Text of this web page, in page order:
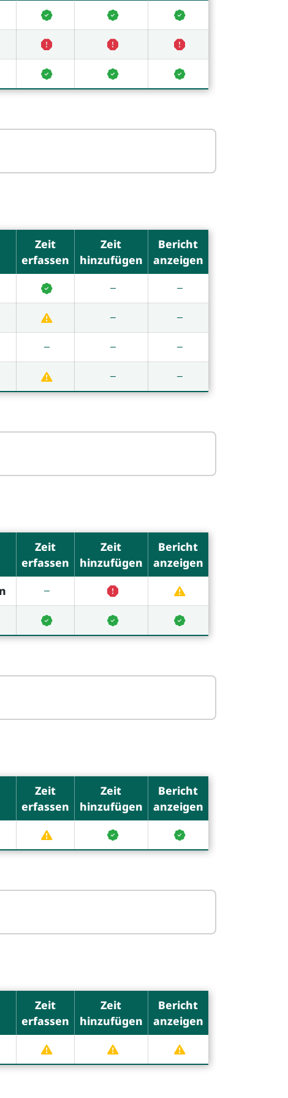
Zeit
erfassen
Zeit
hinzufügen
Bericht
anzeigen
Zeit
erfassen
Zeit
hinzufügen
Bericht
anzeigen
Zeit
erfassen
Zeit
hinzufügen
Bericht
anzeigen
Zeit
erfassen
Zeit
hinzufügen
Bericht
anzeigen